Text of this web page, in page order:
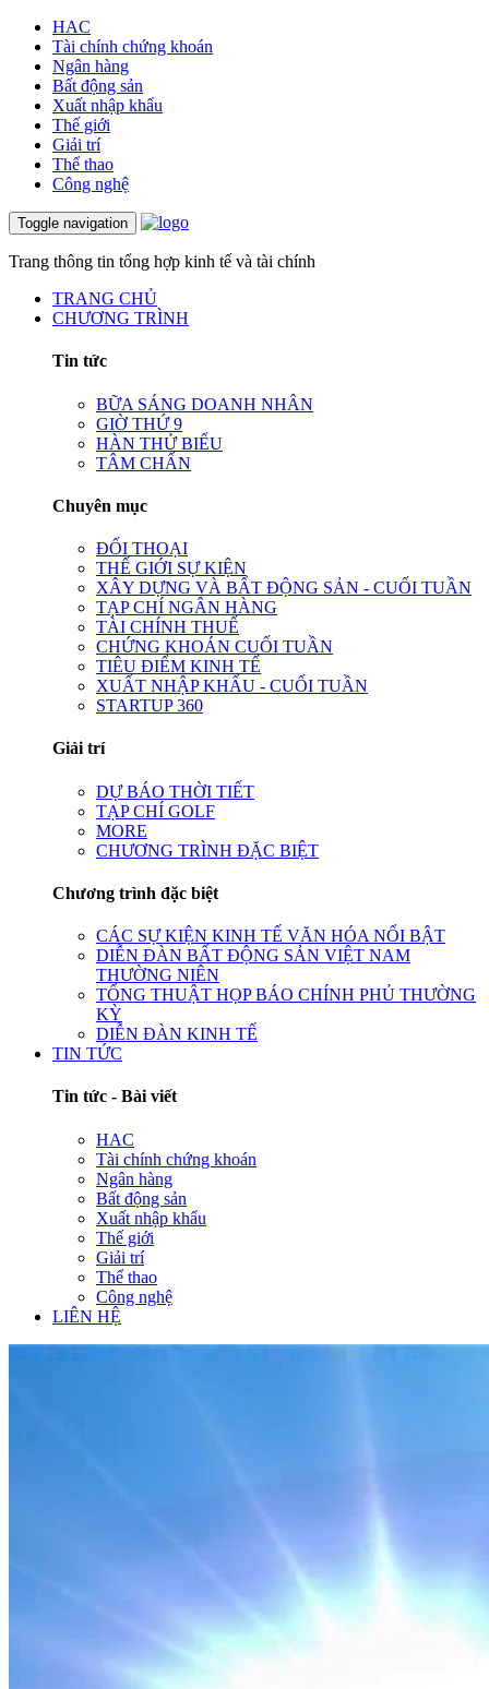
HAC
Tài chính chứng khoán
Ngân hàng
Bất động sản
Xuất nhập khẩu
Thế giới
Giải trí
Thể thao
Công nghệ
Toggle navigation
Trang thông tin tổng hợp kinh tế và tài chính
TRANG CHỦ
CHƯƠNG TRÌNH
Tin tức
BỮA SÁNG DOANH NHÂN
GIỜ THỨ 9
HÀN THỬ BIỂU
TÂM CHẤN
Chuyên mục
ĐỐI THOẠI
THẾ GIỚI SỰ KIỆN
XÂY DỰNG VÀ BẤT ĐỘNG SẢN - CUỐI TUẦN
TẠP CHÍ NGÂN HÀNG
TÀI CHÍNH THUẾ
CHỨNG KHOÁN CUỐI TUẦN
TIÊU ĐIỂM KINH TẾ
XUẤT NHẬP KHẨU - CUỐI TUẦN
STARTUP 360
Giải trí
DỰ BÁO THỜI TIẾT
TẠP CHÍ GOLF
MORE
CHƯƠNG TRÌNH ĐẶC BIỆT
Chương trình đặc biệt
CÁC SỰ KIỆN KINH TẾ VĂN HÓA NỔI BẬT
DIỄN ĐÀN BẤT ĐỘNG SẢN VIỆT NAM
THƯỜNG NIÊN
TỔNG THUẬT HỌP BÁO CHÍNH PHỦ THƯỜNG
KỲ
DIỄN ĐÀN KINH TẾ
TIN TỨC
Tin tức - Bài viết
HAC
Tài chính chứng khoán
Ngân hàng
Bất động sản
Xuất nhập khẩu
Thế giới
Giải trí
Thể thao
Công nghệ
LIÊN HỆ